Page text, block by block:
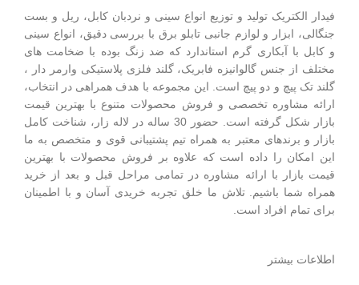
فیدار الکتریک توليد و توزیع انواع سینی و نردبان کابل، ریل و بست
جنگالی، ابزار و لوازم جانبی تابلو برق با بررسی دقیق، انواع سینی
و کابل با آبکاری گرم استاندارد که ضد زنگ بوده با ضخامت های
مختلف از جنس گالوانیزه فابریک، گلند فلزی پلاستيکی وارمر دار ،
گلند تک پيچ و دو پيچ است. این مجموعه با هدف همراهی در انتخاب،
ارائه مشاوره تخصصی و فروش محصولات متنوع با بهترین قیمت
بازار شکل گرفته است. حضور 30 ساله در لاله زار، شناخت کامل
بازار و برندهای معتبر به همراه تیم پشتیبانی قوی و متخصص به ما
این امکان را داده است که علاوه بر فروش محصولات با بهترین
قیمت بازار با ارائه مشاوره در تمامی مراحل قبل و بعد از خرید
همراه شما باشیم. تلاش ما خلق تجربه خریدی آسان و با اطمینان
برای تمام افراد است.
اطلاعات بیشتر